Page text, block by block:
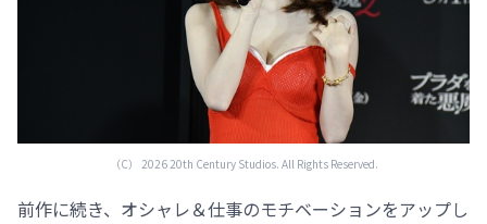
（C） 2026 20th Century Studios. All Rights Reserved.
前作に続き、オシャレ＆仕事のモチベーションをアップし